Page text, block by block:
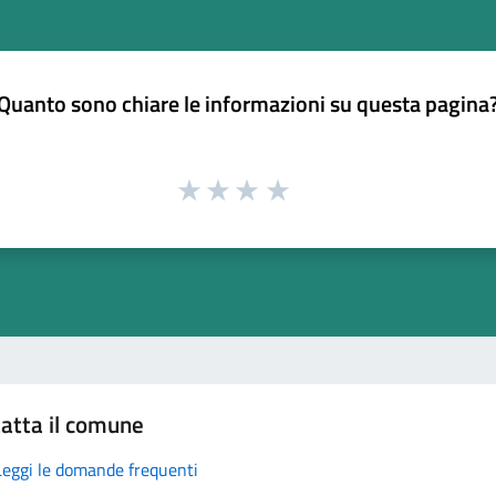
sono chiare le informazioni su questa
il comune
le domande frequenti